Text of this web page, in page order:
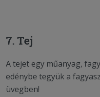
7. Tej
A tejet egy műanyag,
edénybe tegyük a
üvegben!